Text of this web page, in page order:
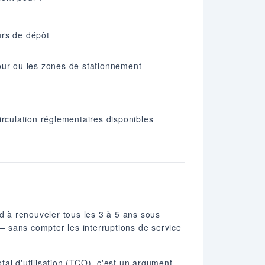
de dépôt
ou les zones de stationnement
réglementaires disponibles
à renouveler tous les 3 à 5 ans sous
sans compter les interruptions de service
d'utilisation (TCO), c'est un argument